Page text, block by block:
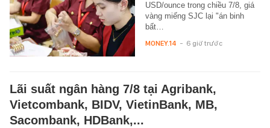
USD/ounce trong chiều 7/8, giá
vàng miếng SJC lại "án binh
bất…
MONEY.14 - 6 giờ trước
Lãi suất ngân hàng 7/8 tại Agribank,
Vietcombank, BIDV, VietinBank, MB,
Sacombank, HDBank,...